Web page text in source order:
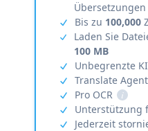
Übersetzungen
Bis zu 100,000
Laden Sie
100 MB
Unbegrenzte
Translate Agent
Pro OCR
i
Unterstützung
Jederzeit